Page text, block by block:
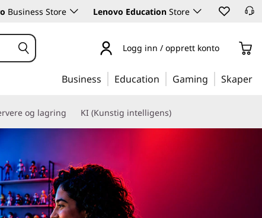
Business Store Lenovo Education Store
Logg inn / opprett konto
Business Education Gaming Skaper
og lagring KI (Kunstig intelligens)